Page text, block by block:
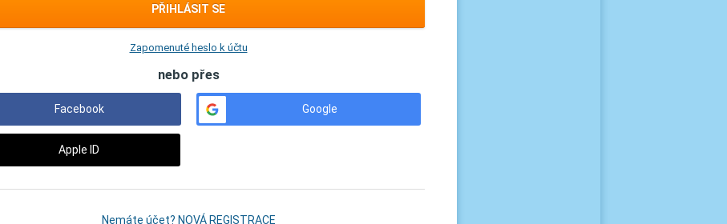
PŘIHLÁSIT SE
Zapomenuté heslo k účtu
nebo přes
Facebook Google
Apple ID
Nemáte účet? NOVÁ REGISTRACE